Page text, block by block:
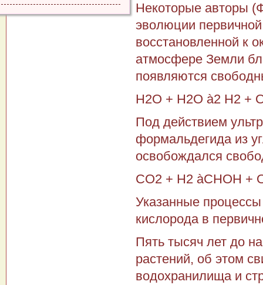
Некоторые авторы
эволюции
восстановленной к
атмосфере Земли
появляются
Н2О + Н2О à2 Н2 +
Под действием
формальдегида из
освобождался
СО2 + Н2 àСНОН +
Указанные
кислорода в
Пять тысяч лет до
растений, об этом
водохранилища и